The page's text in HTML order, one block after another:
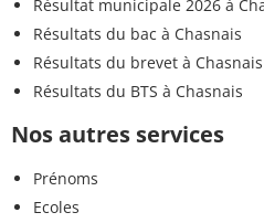
Résultat municipale 2026 à
Résultats du bac à Chasnais
Résultats du brevet à Chasnais
Résultats du BTS à Chasnais
Nos autres services
Prénoms
Ecoles